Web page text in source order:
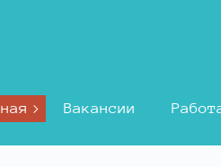
Вакансии